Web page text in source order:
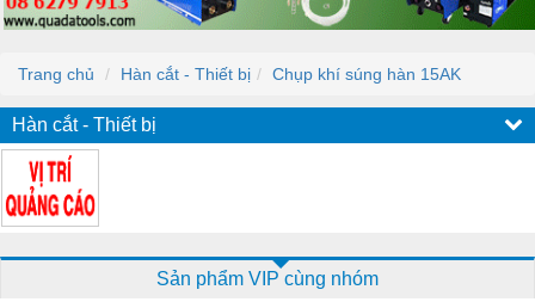
Trang chủ Hàn cắt - Thiết bị Chụp khí súng hàn 15AK
Hàn cắt - Thiết bị
Sản phẩm VIP cùng nhóm